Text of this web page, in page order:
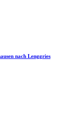
nach Lenggries